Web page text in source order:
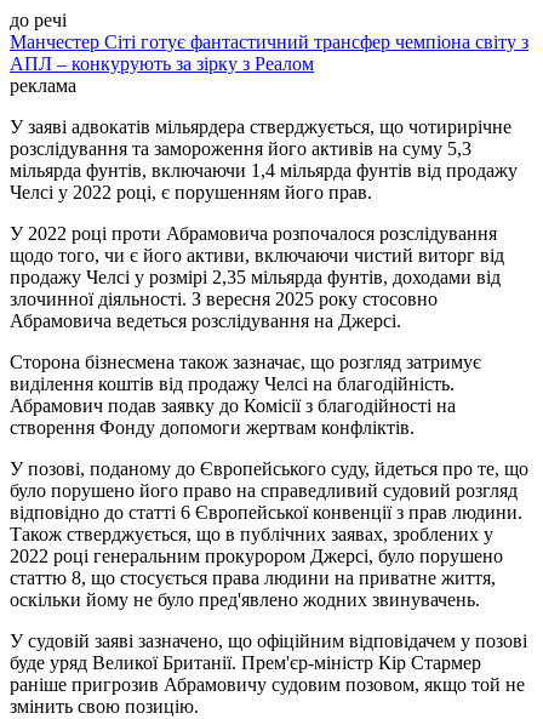
до речі
Манчестер Сіті готує фантастичний трансфер чемпіона світу з
АПЛ – конкурують за зірку з Реалом
реклама
У заяві адвокатів мільярдера стверджується, що чотирирічне
розслідування та замороження його активів на суму 5,3
мільярда фунтів, включаючи 1,4 мільярда фунтів від продажу
Челсі у 2022 році, є порушенням його прав.
У 2022 році проти Абрамовича розпочалося розслідування
щодо того, чи є його активи, включаючи чистий виторг від
продажу Челсі у розмірі 2,35 мільярда фунтів, доходами від
злочинної діяльності. З вересня 2025 року стосовно
Абрамовича ведеться розслідування на Джерсі.
Сторона бізнесмена також зазначає, що розгляд затримує
виділення коштів від продажу Челсі на благодійність.
Абрамович подав заявку до Комісії з благодійності на
створення Фонду допомоги жертвам конфліктів.
У позові, поданому до Європейського суду, йдеться про те, що
було порушено його право на справедливий судовий розгляд
відповідно до статті 6 Європейської конвенції з прав людини.
Також стверджується, що в публічних заявах, зроблених у
2022 році генеральним прокурором Джерсі, було порушено
статтю 8, що стосується права людини на приватне життя,
оскільки йому не було пред'явлено жодних звинувачень.
У судовій заяві зазначено, що офіційним відповідачем у позові
буде уряд Великої Британії. Прем'єр-міністр Кір Стармер
раніше пригрозив Абрамовичу судовим позовом, якщо той не
змінить свою позицію.